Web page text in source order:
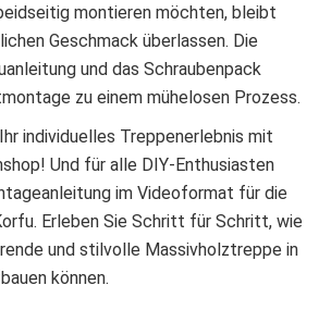
montieren möchten, bleibt
Geschmack überlassen. Die
und das Schraubenpack
zu einem mühelosen Prozess.
individuelles Treppenerlebnis mit
Und für alle DIY-Enthusiasten
im Videoformat für die
Erleben Sie Schritt für Schritt, wie
und stilvolle Massivholztreppe in
können.